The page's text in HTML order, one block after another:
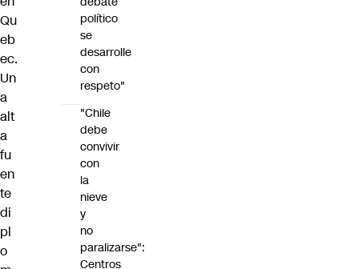
Qu
eb
ec.
Un
a
alt
a
fu
en
te
di
pl
o
político
se
desarrolle
con
respeto"
"Chile
debe
convivir
con
la
nieve
y
no
paralizarse":
Centros